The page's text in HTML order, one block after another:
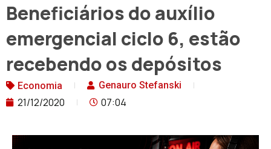
Beneficiários do auxílio
emergencial ciclo 6, estão
recebendo os depósitos
Economia Genauro Stefanski
21/12/2020 07:04